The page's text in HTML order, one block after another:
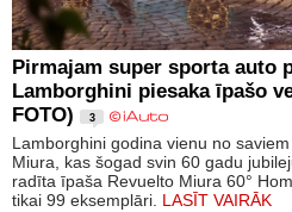
Pirmajam super sporta auto
Lamborghini piesaka īpašo
FOTO)
3
Lamborghini godina vienu no
Miura, kas šogad svin 60 gadu
radīta īpaša Revuelto Miura 60°
tikai 99 eksemplāri. LASĪT VAIRĀK